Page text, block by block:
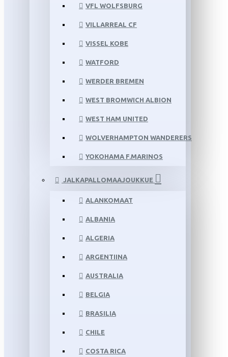
VFL WOLFSBURG
VILLARREAL CF
VISSEL KOBE
WATFORD
WERDER BREMEN
WEST BROMWICH ALBION
WEST HAM UNITED
WOLVERHAMPTON WANDERERS
YOKOHAMA F.MARINOS
JALKAPALLOMAAJOUKKUE
ALANKOMAAT
ALBANIA
ALGERIA
ARGENTIINA
AUSTRALIA
BELGIA
BRASILIA
CHILE
COSTA RICA